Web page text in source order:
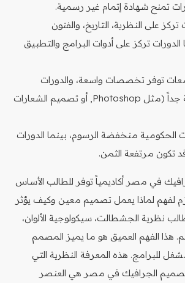
تمنح شهادة إتمام غير رسمية.
تركز على النظرية، التاريخ، والفنون
الدورات تركز على أدوات البرامج والتطبيق
توفر تخصصات واسعة، والدورات
تخصصات دقيقة جداً (مثل Photoshop, أو تصميم الشعارات
الحكومية منخفضة الرسوم، بينما الدورات
تكون مرتفعة الثمن.
في مصر أكاديمياً توفر للطالب الأساس
لفهم لماذا يعمل تصميم معين وكيف يؤثر
نظرية الجشطالت، سيكولوجية الألوان،
هذا الفهم العميق هو ما يميز المصمم
للبرامج. هذه المعرفة النظرية التي
الجرافيك في مصر هي العنصر